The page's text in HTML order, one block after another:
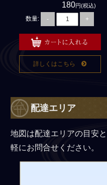
180円(税込)
数量: - +
詳しくはこちら
配達エリア
地図は配達エリアの目安
軽にお問合せください。